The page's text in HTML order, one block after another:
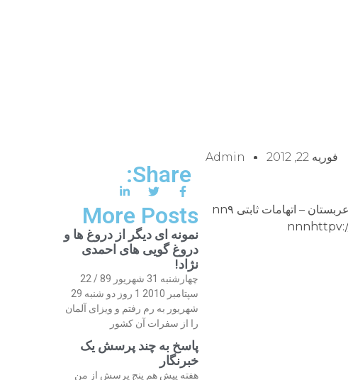
فوریه 22, 2012 Admin
گفت و گوی سعید سلطانپور با حسن یوسفی اشکوری درباره رکود جنبش سبز در بهمن ۱۳۹۰- حضور مهاجرانی در عربستان – اتهامات ثابتی nn۹
Share:
More Posts
نمونه ای دیگر از دروغ ها و
دروغ گویی های احمدی
نژاد!
چهارشنبه 31 شهریور 89 / 22
سپتامبر 2010 1 روز دو شنبه 29
شهریور به رم رفتم و ویزای آلمان
را از سفرات آن کشور
پاسخ به چند پرسش یک
خبرنگار
هفته پیش هم پنج پرسش از من